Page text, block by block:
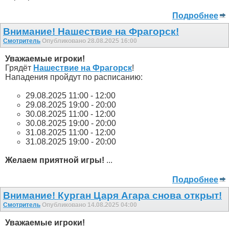
Подробнее
Внимание! Нашествие на Фрагорск!
Смотритель Опубликовано 28.08.2025 16:00
Уважаемые игроки!
Грядёт Нашествие на Фрагорск!
Нападения пройдут по расписанию:
29.08.2025 11:00 - 12:00
29.08.2025 19:00 - 20:00
30.08.2025 11:00 - 12:00
30.08.2025 19:00 - 20:00
31.08.2025 11:00 - 12:00
31.08.2025 19:00 - 20:00
Желаем приятной игры! ...
Подробнее
Внимание! Курган Царя Агара снова открыт!
Смотритель Опубликовано 14.08.2025 04:00
Уважаемые игроки!